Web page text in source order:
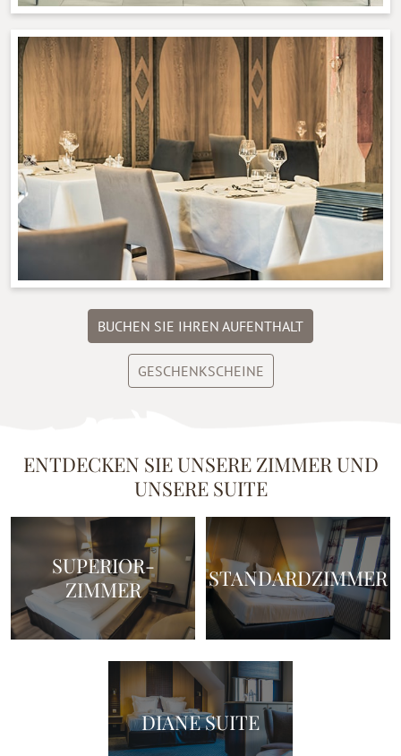
BUCHEN SIE IHREN AUFENTHALT
GESCHENKSCHEINE
ENTDECKEN SIE UNSERE ZIMMER UND
UNSERE SUITE
SUPERIOR-
ZIMMER
STANDARDZIMMER
DIANE SUITE